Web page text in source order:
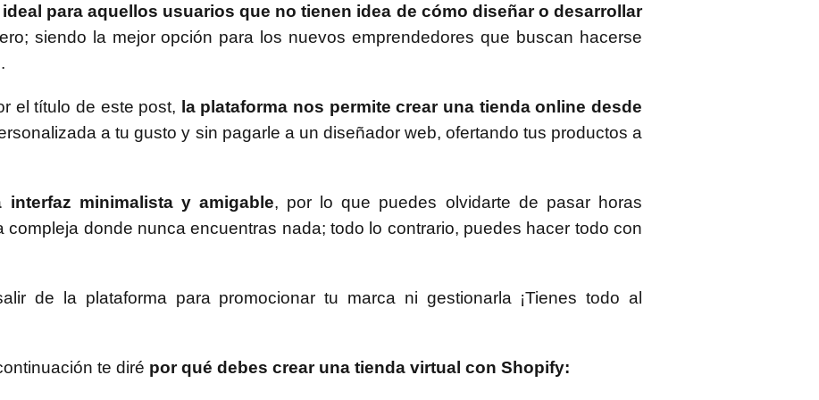
para aquellos usuarios que no tienen idea de cómo diseñar o desarrollar
siendo la mejor opción para los nuevos emprendedores que buscan hacerse
el título de este post, la plataforma nos permite crear una tienda online desde
a tu gusto y sin pagarle a un diseñador web, ofertando tus productos a
minimalista y amigable, por lo que puedes olvidarte de pasar horas
compleja donde nunca encuentras nada; todo lo contrario, puedes hacer todo con
de la plataforma para promocionar tu marca ni gestionarla ¡Tienes todo al
te diré por qué debes crear una tienda virtual con Shopify: